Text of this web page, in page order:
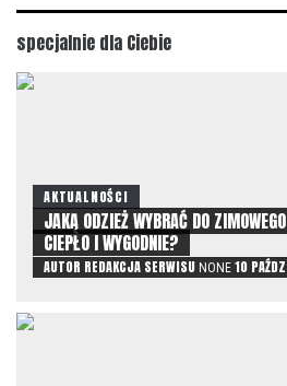
specjalnie dla Ciebie
AKTUALNOŚCI
JAKĄ ODZIEŻ WYBRAĆ DO
CIEPŁO I WYGODNIE?
AUTOR REDAKCJA SERWISU NONE 10